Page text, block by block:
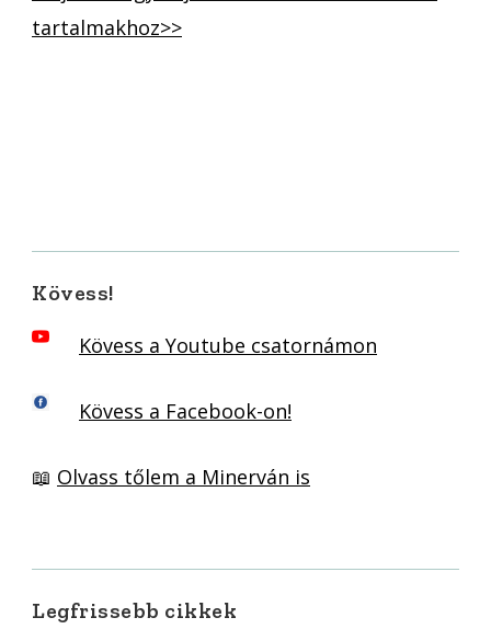
tartalmakhoz>>
Kövess!
Kövess a Youtube csatornámon
Kövess a Facebook-on!
📖 Olvass tőlem a Minerván is
Legfrissebb cikkek